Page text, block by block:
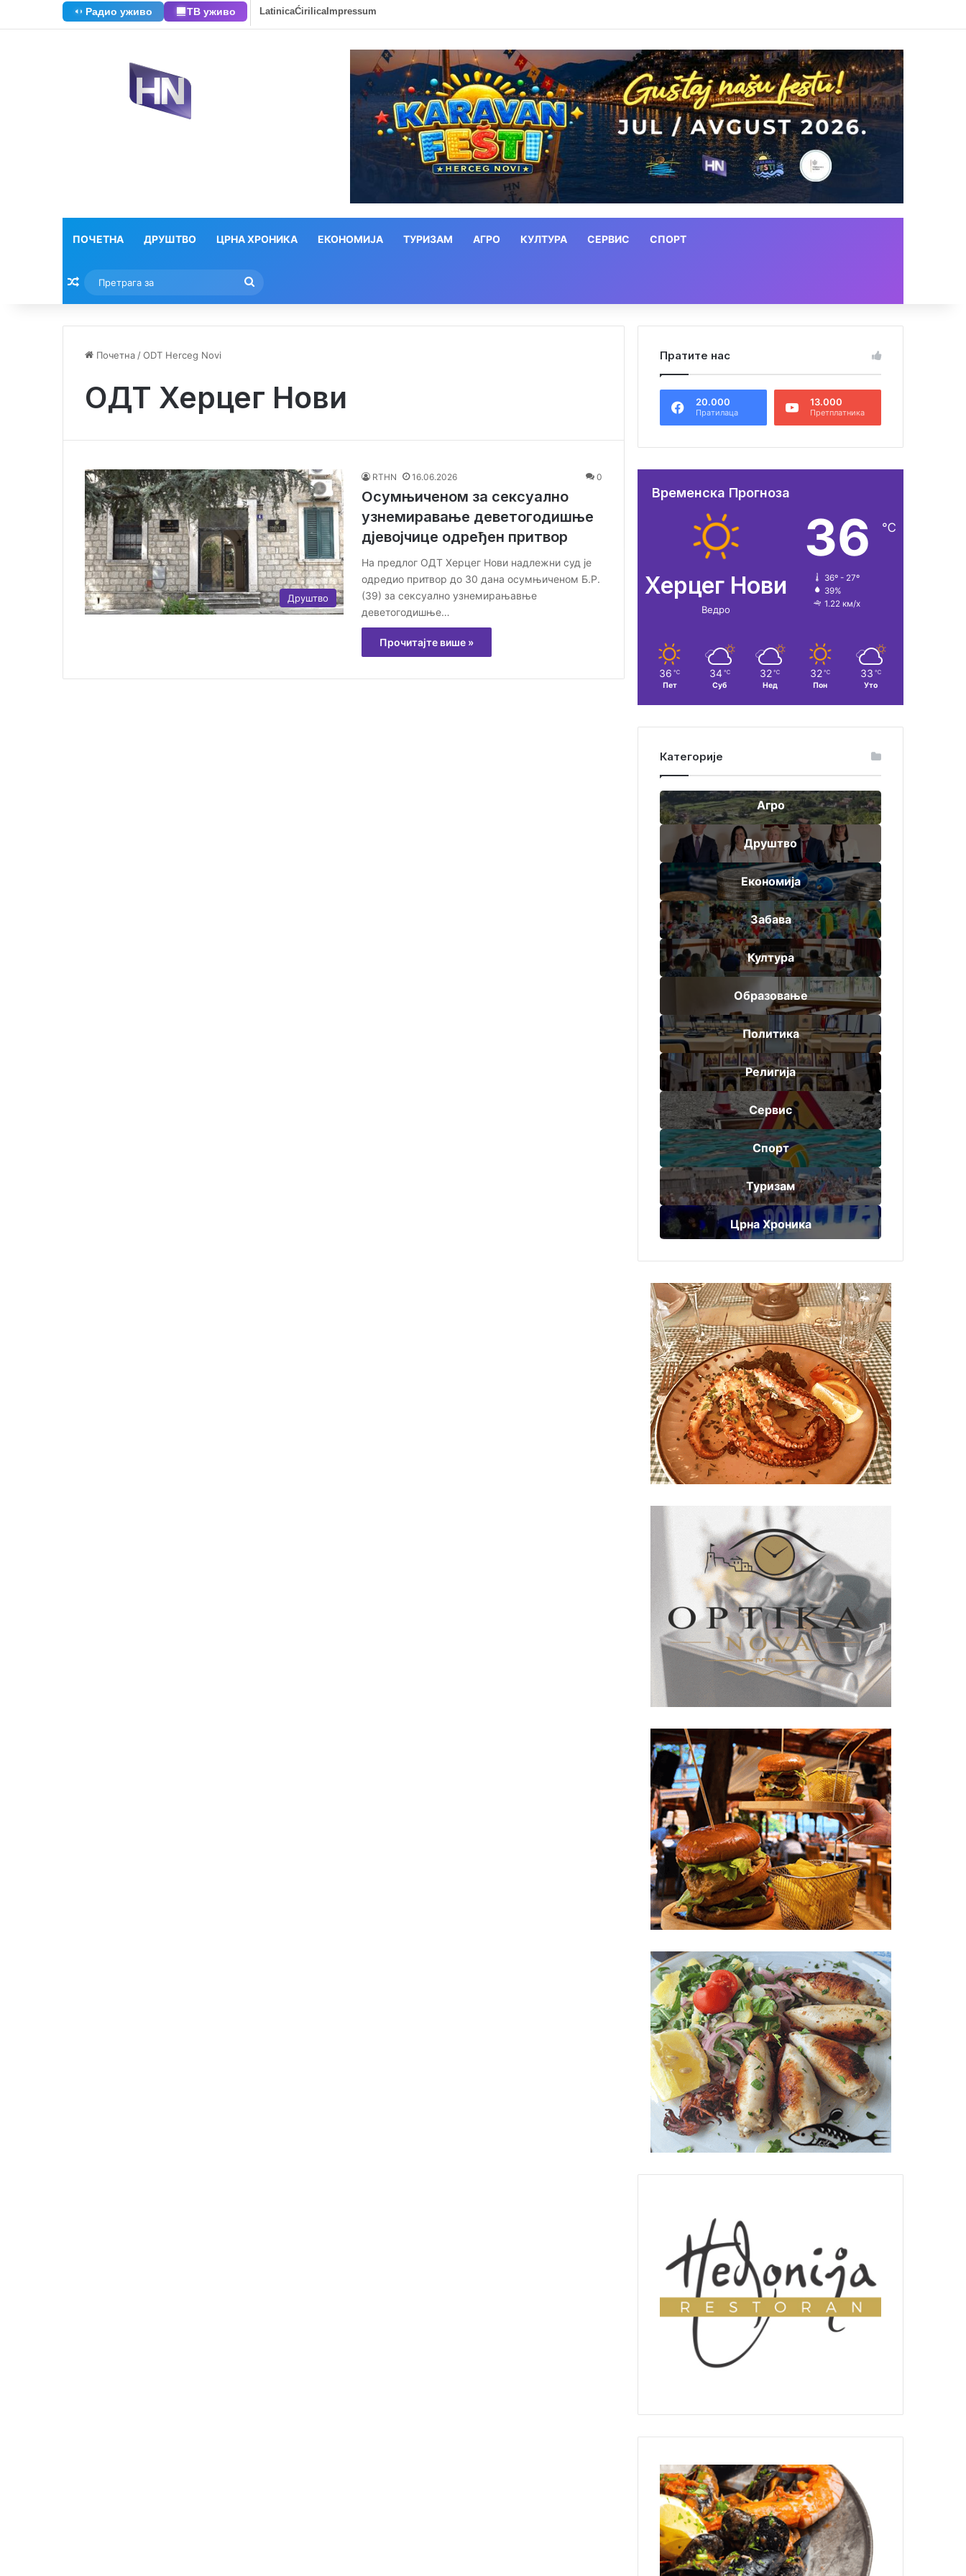
Радио уживо ТВ уживо LatinicaĆirilicaImpressum
ПОЧЕТНА ДРУШТВО ЦРНА ХРОНИКА ЕКОНОМИЈА ТУРИЗАМ АГРО КУЛТУРА СЕРВИС СПОРТ
Насумични текстови
за
Почетна /ODT Herceg Novi
ОДТ Херцег Нови
Друштво
RTHN 16.06.2026 0
Осумњиченом за сексуално
узнемиравање деветогодишње
дјевојчице одређен притвор
На предлог ОДТ Херцег Нови надлежни суд је
одредио притвор до 30 дана осумњиченом Б.Р.
(39) за сексуално узнемирањавње
деветогодишње…
Прочитајте више »
Пратите нас
20.000
Пратилаца
13.000
Претплатника
Временска Прогноза
Херцег Нови
Ведро
36 ℃
36º - 27º
39%
1.22 км/х
36 ℃
Пет
34 ℃
Суб
32 ℃
Нед
32 ℃
Пон
33 ℃
Уто
Категорије
Агро
Друштво
Економија
Забава
Култура
Образовање
Политика
Религија
Сервис
Спорт
Туризам
Црна Хроника